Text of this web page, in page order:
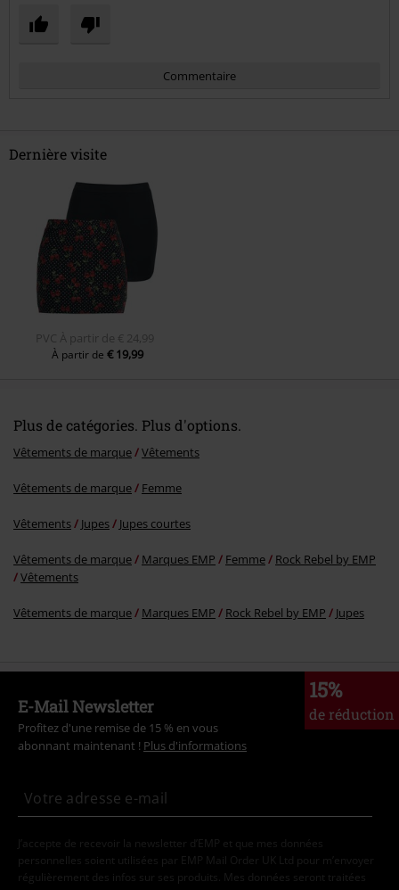
Commentaire
Envoyer le commentaire
Dernière visite
PVC À partir de € 24,99
À partir de € 19,99
Plus de catégories. Plus d'options.
Vêtements de marque Vêtements
Vêtements de marque Femme
Vêtements Jupes Jupes courtes
Vêtements de marque Marques EMP Femme
Rock Rebel by EMP
Vêtements
Vêtements de marque Marques EMP Rock Rebel by EMP Jupes
15%
de réduction
E-Mail Newsletter
Profitez d'une remise de 15 % en vous
abonnant maintenant ! Plus d'informations
J’accepte de recevoir la newsletter d’EMP et que mes données
personnelles soient utilisées par EMP Mail Order UK Ltd pour m’envoyer
régulièrement des infos sur ses produits. Mes données seront traitées